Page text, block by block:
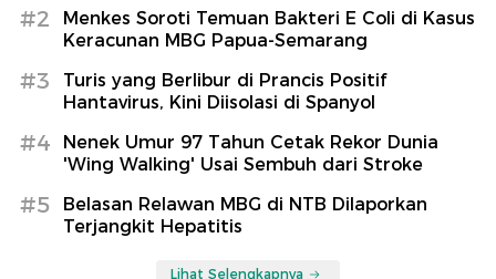
#2
Menkes Soroti Temuan Bakteri E Coli di Kasus
Keracunan MBG Papua-Semarang
#3
Turis yang Berlibur di Prancis Positif
Hantavirus, Kini Diisolasi di Spanyol
#4
Nenek Umur 97 Tahun Cetak Rekor Dunia
'Wing Walking' Usai Sembuh dari Stroke
#5
Belasan Relawan MBG di NTB Dilaporkan
Terjangkit Hepatitis
Lihat Selengkapnya